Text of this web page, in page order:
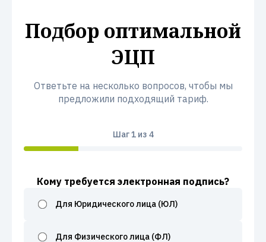
Подбор оптимальной
ЭЦП
Ответьте на несколько вопросов, чтобы мы
предложили подходящий тариф.
Шаг1из 4
Кому требуется электронная подпись?
Для Юридического лица (ЮЛ)
Для Физического лица (ФЛ)